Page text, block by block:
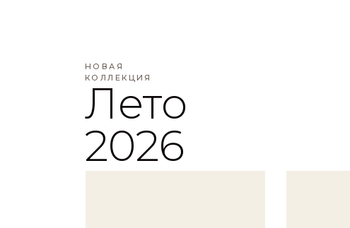
НОВАЯ
КОЛЛЕКЦИЯ
Лето
2026